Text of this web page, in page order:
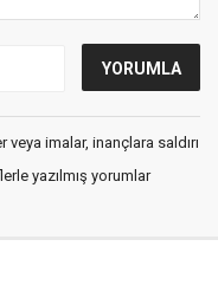
imalar, inançlara saldırı
yazılmış yorumlar